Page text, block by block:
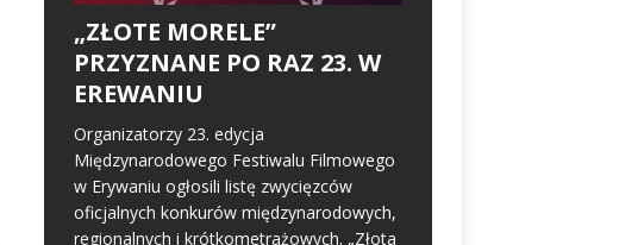
„ZŁOTE MORELE”
PRZYZNANE PO RAZ 23. W
EREWANIU
Organizatorzy 23. edycja
Międzynarodowego Festiwalu Filmowego
w Erywaniu ogłosili listę zwycięzców
oficjalnych konkurów międzynarodowych,
regionalnych i krótkometrażowych. „Złota